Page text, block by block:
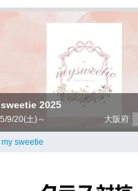
2025
9/20(土)～ 大阪府
my sweetie